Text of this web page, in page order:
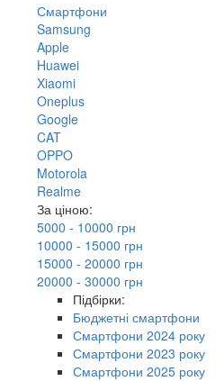
Смартфони
Samsung
Apple
Huawei
Xiaomi
Oneplus
Google
CAT
OPPO
Motorola
Realme
За ціною:
5000 - 10000 грн
10000 - 15000 грн
15000 - 20000 грн
20000 - 30000 грн
Підбірки:
Бюджетні смартфони
Смартфони 2024 року
Смартфони 2023 року
Смартфони 2025 року